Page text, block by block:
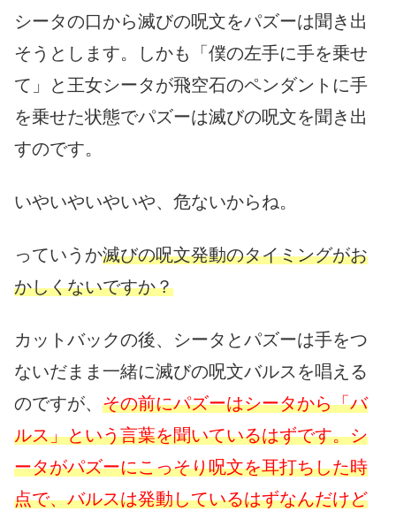
シータの口から滅びの呪文をパズーは聞き出
そうとします。しかも「僕の左手に手を乗せ
て」と王女シータが飛空石のペンダントに手
を乗せた状態でパズーは滅びの呪文を聞き出
すのです。
いやいやいやいや、危ないからね。
っていうか滅びの呪文発動のタイミングがお
かしくないですか？
カットバックの後、シータとパズーは手をつ
ないだまま一緒に滅びの呪文バルスを唱える
のですが、 その前にパズーはシータから「バ
ルス」という言葉を聞いているはずです。シ
ータがパズーにこっそり呪文を耳打ちした時
点で、バルスは発動しているはずなんだけど